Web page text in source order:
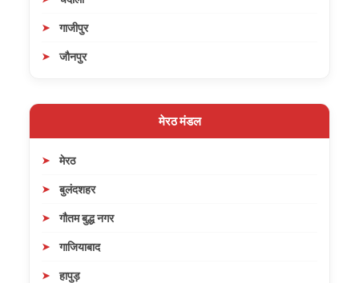
गाजीपुर
जौनपुर
मेरठ मंडल
मेरठ
बुलंदशहर
गौतम बुद्ध नगर
गाजियाबाद
हापुड़